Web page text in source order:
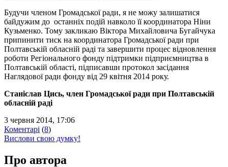
Будучи членом Громадської ради, я не можу залишатися
байдужим до останніх подій навколо її координатора Ніни
Кузьменко. Тому закликаю Віктора Михайловича Бугайчука
припинити тиск на координатора Громадської ради при
Полтавській обласній раді та завершити процес відновлення
роботи Регіонального фонду підтримки підприємництва в
Полтавській області, підписавши протокол засідання
Наглядової ради фонду від 29 квітня 2014 року.
Станіслав Цись, член Громадської ради при Полтавській
обласній раді
3 червня 2014, 17:06
Коментарі (8)
Вислови свою думку!
Про автора